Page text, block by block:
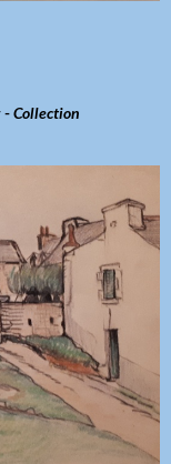
-Collection